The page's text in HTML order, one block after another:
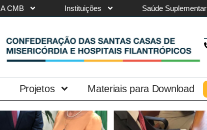
A CMB Instituições Saúde Suplementar
Projetos Materiais para Download